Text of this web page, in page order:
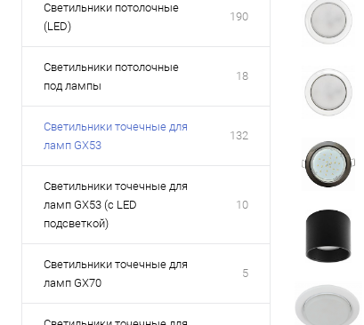
Светильники потолочные
(LED)
190
Светильники потолочные
под лампы
18
Светильники точечные для
ламп GX53
132
Светильники точечные для
ламп GX53 (с LED
подсветкой)
10
Светильники точечные для
ламп GX70
5